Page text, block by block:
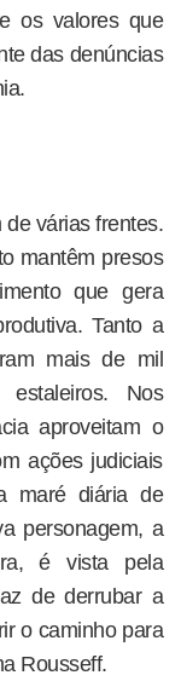
os valores que
das denúncias
várias frentes.
mantêm presos
que gera
Tanto a
mais de mil
Nos
aproveitam o
ações judiciais
maré diária de
personagem, a
é vista pela
de derrubar a
o caminho para
Rousseff.